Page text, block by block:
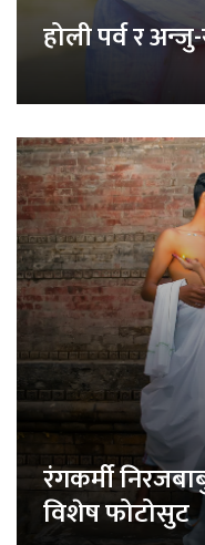
होली पर्व र
रंगकर्मी
विशेष फोटोसुट